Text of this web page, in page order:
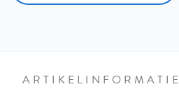
ARTIKELINFORMATIE